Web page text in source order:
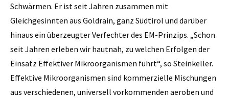
Schwärmen. Er ist seit Jahren zusammen mit
Gleichgesinnten aus Goldrain, ganz Südtirol und darüber
hinaus ein überzeugter Verfechter des EM-Prinzips. „Schon
seit Jahren erleben wir hautnah, zu welchen Erfolgen der
Einsatz ­Effektiver Mikroorganismen führt“, so Steinkeller.
Effektive Mikroorganismen sind kommerzielle Mischungen
aus verschiedenen, universell vorkommenden aeroben und